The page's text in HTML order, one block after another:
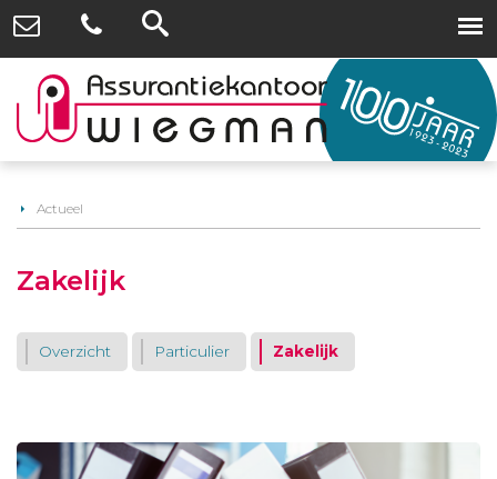
Actueel
Zakelijk
Overzicht Particulier Zakelijk